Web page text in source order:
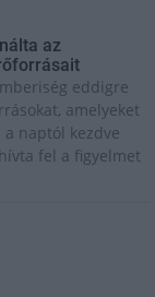
az
eddigre
amelyeket
naptól kezdve
fel a figyelmet